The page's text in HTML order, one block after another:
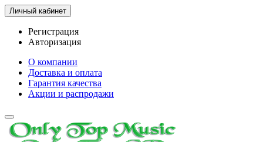
Личный кабинет
Регистрация
Авторизация
О компании
Доставка и оплата
Гарантия качества
Акции и распродажи